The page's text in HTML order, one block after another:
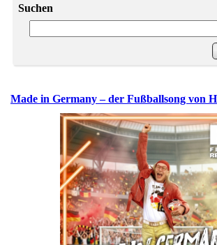
Suchen
Made in Germany – der Fußballsong von